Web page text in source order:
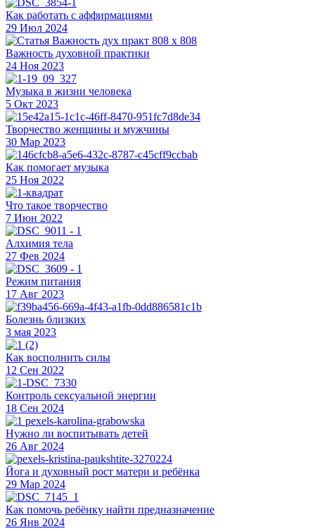
Как работать с аффирмациями
29 Июл 2024
Важность духовной практики
24 Ноя 2023
Музыка в жизни человека
5 Окт 2023
Творчество женщины и мужчины
30 Мар 2023
Как помогает музыка
25 Ноя 2022
Что такое творчество
7 Июн 2022
Алхимия тела
27 Фев 2024
Режим питания
17 Авг 2023
Болезнь близких
3 мая 2023
Как восполнить силы
12 Сен 2022
Контроль сексуальной энергии
18 Сен 2024
Нужно ли воспитывать детей
26 Авг 2024
Йога и духовный рост матери и ребёнка
29 Мар 2024
Как помочь ребёнку найти предназначение
26 Янв 2024